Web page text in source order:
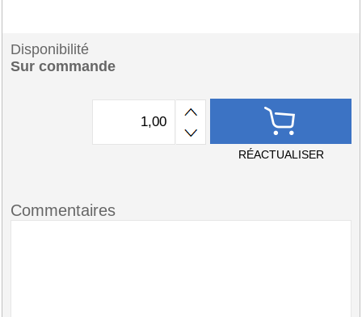
Disponibilité
Sur commande
RÉACTUALISER
Commentaires